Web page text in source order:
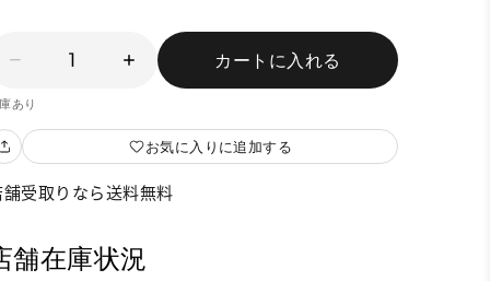
1 カートに入れる
あり
お気に入りに追加する
舗受取りなら送料無料
舗在庫状況